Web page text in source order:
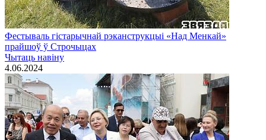
Фестываль гістарычнай рэканструкцыі «Над Менкай»
прайшоў ў Строчыцах
Чытаць навiну
4.06.2024